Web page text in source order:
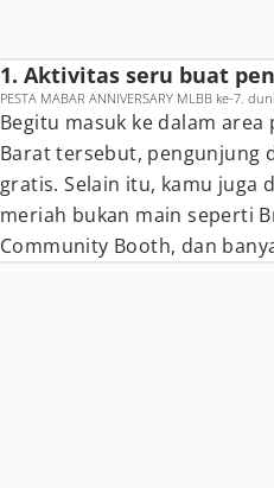
1. Aktivitas seru buat
PESTA MABAR ANNIVERSARY MLBB ke-7.
Begitu masuk ke dalam area
Barat tersebut, pengunjung
gratis. Selain itu, kamu juga
meriah bukan main seperti
Community Booth, dan